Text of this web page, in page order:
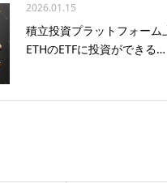
2026.01.15
積立投資プラットフォーム
ETHのETFに投資ができる…